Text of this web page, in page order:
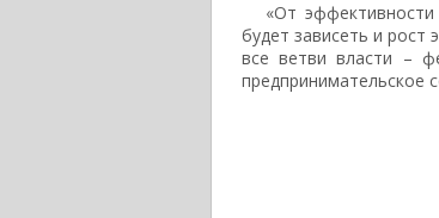
«От
будет зависеть и
все ветви власти –
предпринимательское